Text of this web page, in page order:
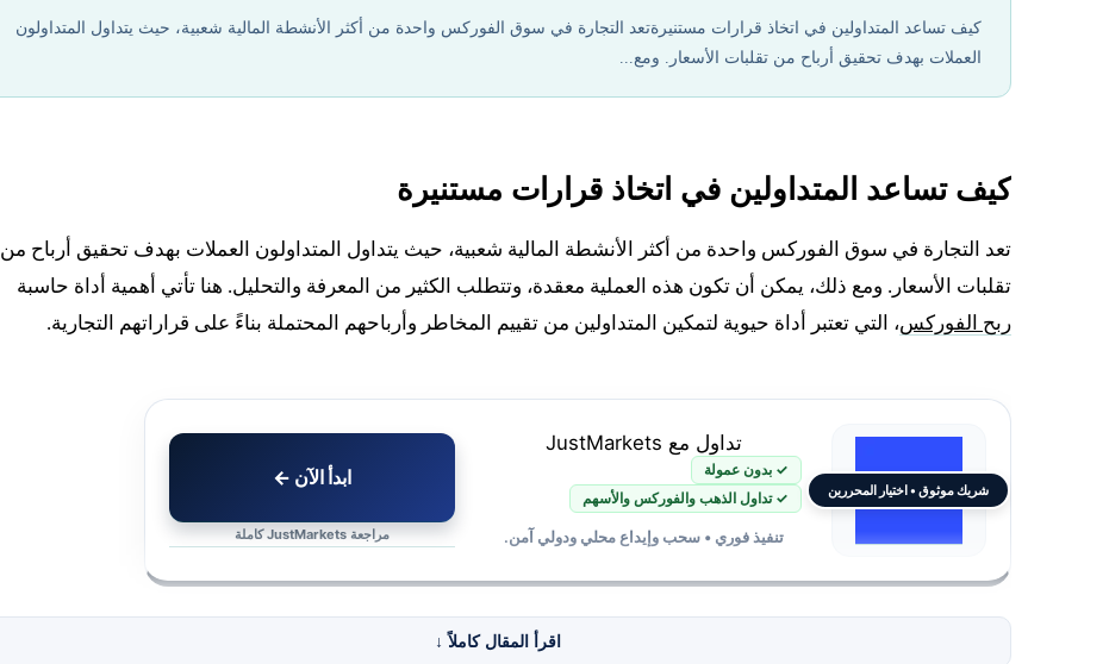
كيف تساعد المتداولين في اتخاذ قرارات مستنيرةتعد التجارة في سوق الفوركس واحدة من أكثر الأنشطة المالية شعبية، حيث يتداول المتداولون
العملات بهدف تحقيق أرباح من تقلبات الأسعار. ومع...
كيف تساعد المتداولين في اتخاذ قرارات مستنيرة
تعد التجارة في سوق الفوركس واحدة من أكثر الأنشطة المالية شعبية، حيث يتداول المتداولون العملات بهدف تحقيق أرباح من
تقلبات الأسعار. ومع ذلك، يمكن أن تكون هذه العملية معقدة، وتتطلب الكثير من المعرفة والتحليل. هنا تأتي أهمية أداة حاسبة
ربح الفوركس، التي تعتبر أداة حيوية لتمكين المتداولين من تقييم المخاطر وأرباحهم المحتملة بناءً على قراراتهم التجارية.
شريك موثوق • اختيار المحررين
تداول مع JustMarkets
✓ بدون عمولة
✓ تداول الذهب والفوركس والأسهم
تنفيذ فوري • سحب وإيداع محلي ودولي آمن.
ابدأ الآن ←
مراجعة JustMarkets كاملة
اقرأ المقال كاملاً ↓